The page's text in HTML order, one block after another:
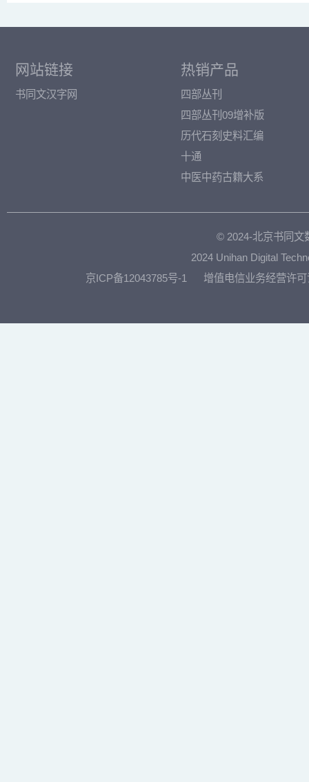
网站链接
书同文汉字网
热销产品
四部丛刊
四部丛刊09增补版
历代石刻史料汇编
十通
中医中药古籍大系
© 2024-北京书同文
2024 Unihan Digital
京ICP备12043785号-1
增值电信业务经营许